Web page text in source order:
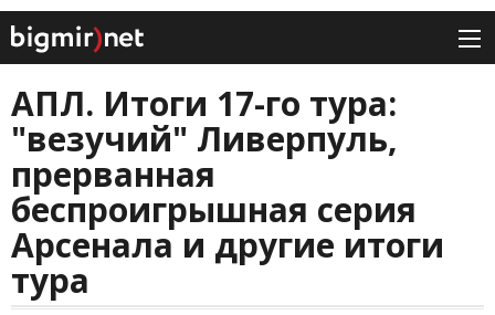
АПЛ. Итоги 17-го тура:
"везучий" Ливерпуль,
прерванная
беспроигрышная серия
Арсенала и другие итоги
тура